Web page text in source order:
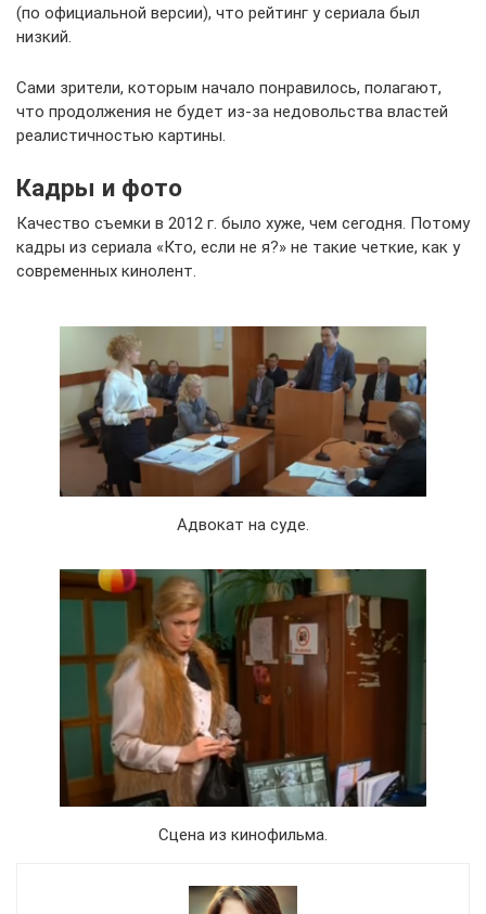
(по официальной версии), что рейтинг у сериала был
низкий.
Сами зрители, которым начало понравилось, полагают,
что продолжения не будет из-за недовольства властей
реалистичностью картины.
Кадры и фото
Качество съемки в 2012 г. было хуже, чем сегодня. Потому
кадры из сериала «Кто, если не я?» не такие четкие, как у
современных кинолент.
Адвокат на суде.
Сцена из кинофильма.